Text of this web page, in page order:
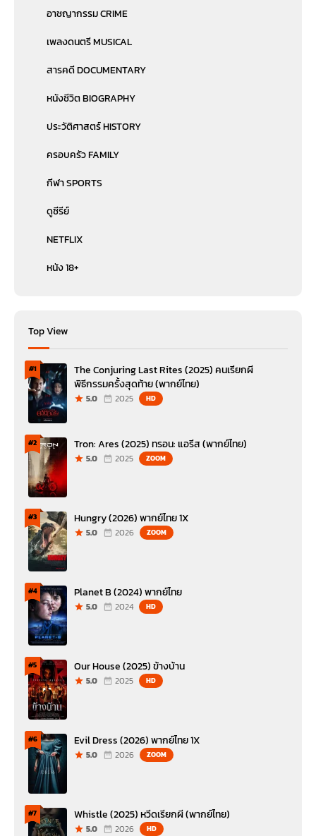
อาชญากรรม CRIME
เพลงดนตรี MUSICAL
สารคดี DOCUMENTARY
หนังชีวิต BIOGRAPHY
ประวัติศาสตร์ HISTORY
ครอบครัว FAMILY
กีฬา SPORTS
ดูซีรีย์
NETFLIX
หนัง 18+
Top View
#1
The Conjuring Last Rites (2025) คนเรียกผี
พิธีกรรมครั้งสุดท้าย (พากย์ไทย)
5.0 2025 HD
#2 Tron: Ares (2025) ทรอน: แอรีส (พากย์ไทย)
5.0 2025 ZOOM
#3 Hungry (2026) พากย์ไทย 1X
5.0 2026 ZOOM
#4 Planet B (2024) พากย์ไทย
5.0 2024 HD
#5 Our House (2025) ข้างบ้าน
5.0 2025 HD
#6 Evil Dress (2026) พากย์ไทย 1X
5.0 2026 ZOOM
#7 Whistle (2025) หวีดเรียกผี (พากย์ไทย)
5.0 2026 HD